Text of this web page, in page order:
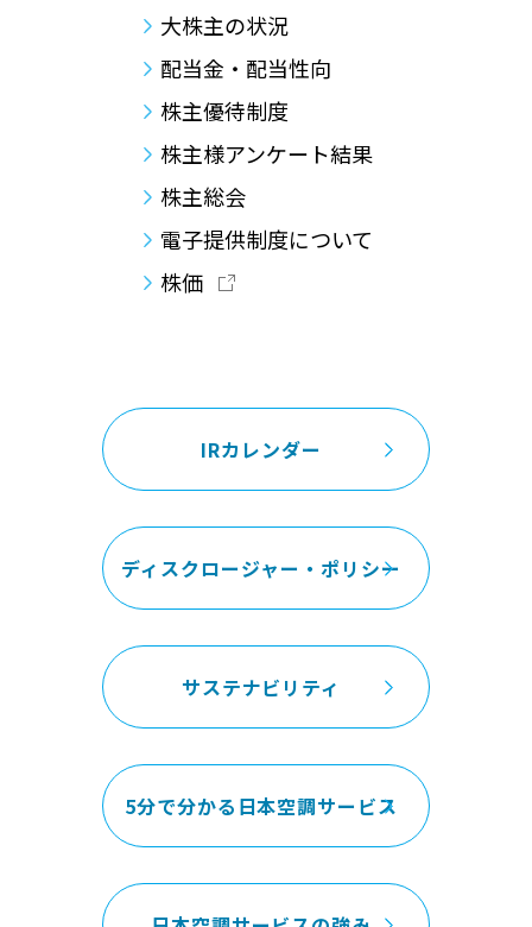
大株主の状況
配当金・配当性向
株主優待制度
株主様アンケート結果
株主総会
電子提供制度について
株価
IRカレンダー
ディスクロージャー・ポリシー
サステナビリティ
5分で分かる日本空調サービス